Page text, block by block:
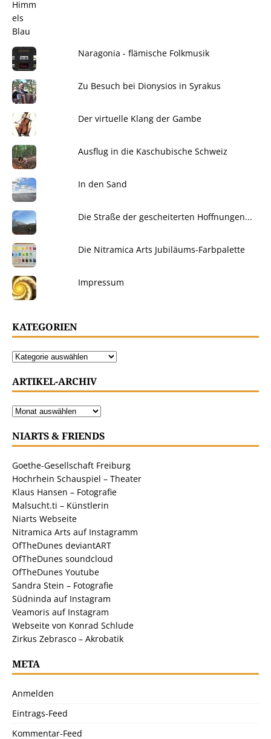
Naragonia - flämische Folkmusik
Zu Besuch bei Dionysios in Syrakus
Der virtuelle Klang der Gambe
Ausflug in die Kaschubische Schweiz
In den Sand
Die Straße der gescheiterten Hoffnungen...
Die Nitramica Arts Jubiläums-Farbpalette
Impressum
KATEGORIEN
ARTIKEL-ARCHIV
NIARTS & FRIENDS
Goethe-Gesellschaft Freiburg
Hochrhein Schauspiel – Theater
Klaus Hansen – Fotografie
Malsucht.ti – Künstlerin
Niarts Webseite
Nitramica Arts auf Instagramm
OfTheDunes deviantART
OfTheDunes soundcloud
OfTheDunes Youtube
Sandra Stein – Fotografie
Südninda auf Instagram
Veamoris auf Instagram
Webseite von Konrad Schlude
Zirkus Zebrasco – Akrobatik
META
Anmelden
Eintrags-Feed
Kommentar-Feed